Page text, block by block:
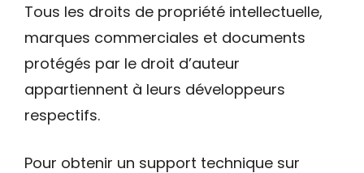
Tous les droits de propriété intellectuelle,
marques commerciales et documents
protégés par le droit d’auteur
appartiennent à leurs développeurs
respectifs.
Pour obtenir un support technique sur